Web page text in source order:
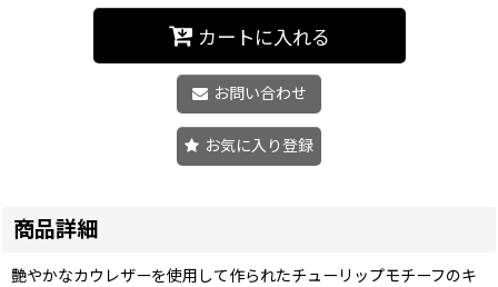
カートに入れる
お問い合わせ
お気に入り登録
商品詳細
艶やかなカウレザーを使用して作られたチューリップモチーフのキ